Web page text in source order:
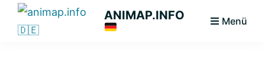
Hauptnavigation
Zum
Hauptinhalt
primären
ANIMAP.INFO
Das
Menü